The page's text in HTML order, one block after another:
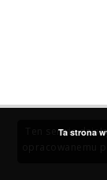
Ten serwis
Ta strona